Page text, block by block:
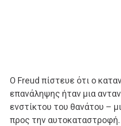
Ο Freud πίστευε ότι ο
επανάληψης ήταν μια
ενστίκτου του θανάτου –
προς την αυτοκαταστροφή.